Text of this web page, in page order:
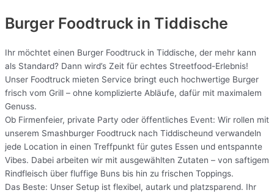
Burger Foodtruck in Tiddische
Ihr möchtet einen Burger Foodtruck in Tiddische, der mehr kann
als Standard? Dann wird’s Zeit für echtes Streetfood-Erlebnis!
Unser Foodtruck mieten Service bringt euch hochwertige Burger
frisch vom Grill – ohne komplizierte Abläufe, dafür mit maximalem
Genuss.
Ob Firmenfeier, private Party oder öffentliches Event: Wir rollen mit
unserem Smashburger Foodtruck nach Tiddischeund verwandeln
jede Location in einen Treffpunkt für gutes Essen und entspannte
Vibes. Dabei arbeiten wir mit ausgewählten Zutaten – von saftigem
Rindfleisch über fluffige Buns bis hin zu frischen Toppings.
Das Beste: Unser Setup ist flexibel, autark und platzsparend. Ihr